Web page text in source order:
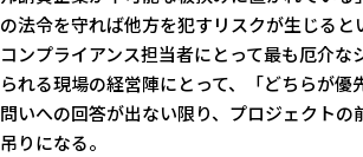
の法令を守れば他方を犯すリスクが生じると
コンプライアンス担当者にとって最も厄介な
られる現場の経営陣にとって、「どちらが優
問いへの回答が出ない限り、プロジェクトの
吊りになる。